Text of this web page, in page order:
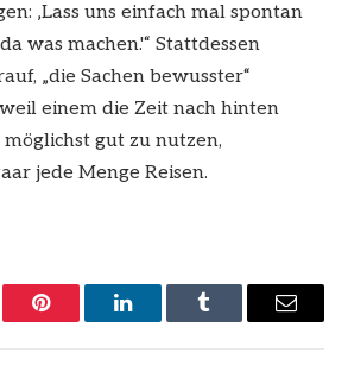
‚Lass uns einfach mal spontan
was machen.'“ Stattdessen
„die Sachen bewusster“
einem die Zeit nach hinten
gut zu nutzen,
jede Menge Reisen.
Pinterest LinkedInTumblr Email